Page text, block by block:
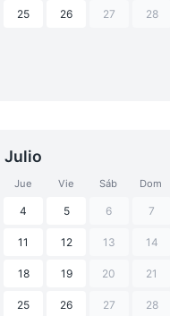
25 26 27 28
Julio
Jue Vie Sáb Dom
4 5 6 7
11 12 13 14
18 19 20 21
25 26 27 28